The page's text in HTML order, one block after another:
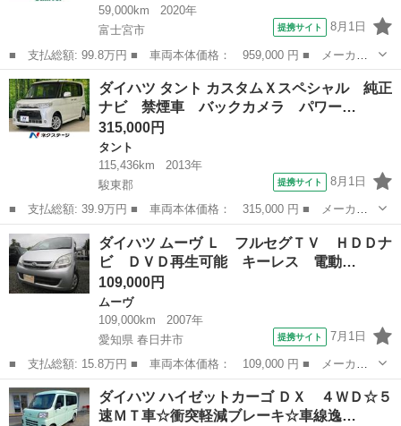
59,000km
2020年
富士宮市
提携サイト 8月1日
■ 支払総額: 99.8万円 ■ 車両本体価格： 959,000 円 ■ メーカー
名： ダイハツ ■ 車種名： ムーヴキャンバス ■ グレード名：
Ｘメイクアップリミテッド ＳＡＩＩＩ 社外ナビ／衝突軽減／アイ
ドリングスト...
静岡 富士宮市 ダイハツ
ダイハツ タント カスタムＸスペシャル 純正
ナビ 禁煙車 バックカメラ パワー…
315,000円
タント
115,436km
2013年
駿東郡
提携サイト 8月1日
■ 支払総額: 39.9万円 ■ 車両本体価格： 315,000 円 ■ メーカー
名： ダイハツ ■ 車種名： タント ■ グレード名： カスタムＸ
スペシャル 純正ナビ 禁煙車 バックカメラ パワースライドド
ア スマートキ...
静岡 駿東郡 タント
ダイハツ ムーヴ Ｌ フルセグＴＶ ＨＤＤナ
ビ ＤＶＤ再生可能 キーレス 電動…
109,000円
ムーヴ
109,000km
2007年
愛知県 春日井市
提携サイト 7月1日
■ 支払総額: 15.8万円 ■ 車両本体価格： 109,000 円 ■ メーカー
名： ダイハツ ■ 車種名： ムーヴ ■ グレード名： Ｌ フルセ
グＴＶ ＨＤＤナビ ＤＶＤ再生可能 キーレス 電動格納ミラー
パワーウィン...
愛知 春日井市
ダイハツ ハイゼットカーゴ ＤＸ ４ＷＤ☆５
速ＭＴ車☆衝突軽減ブレーキ☆車線逸…